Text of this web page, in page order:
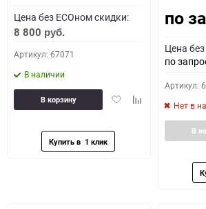
Цена без ECOном скидки:
8 800 руб.
Артикул: 67071
В наличии
ДобавитьДобавить
сравнению
В корзину
по
Цена
по
Артикул:
Нет в
В